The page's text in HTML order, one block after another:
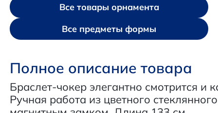
Все товары орнамента
Все предметы формы
Полное описание товара
Браслет-чокер элегантно смотрится и
Ручная работа из цветного